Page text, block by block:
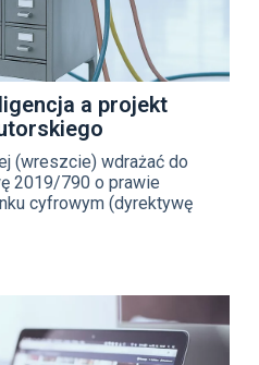
a projekt
(wreszcie) wdrażać do
2019/790 o prawie
cyfrowym (dyrektywę